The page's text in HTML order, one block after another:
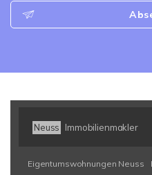
Neuss Immobilienmakler
Eigentumswohnungen Neuss